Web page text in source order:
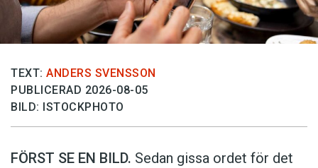
TEXT: ANDERS SVENSSON
PUBLICERAD 2026-08-05
BILD: ISTOCKPHOTO
FÖRST SE EN BILD. Sedan gissa ordet för det